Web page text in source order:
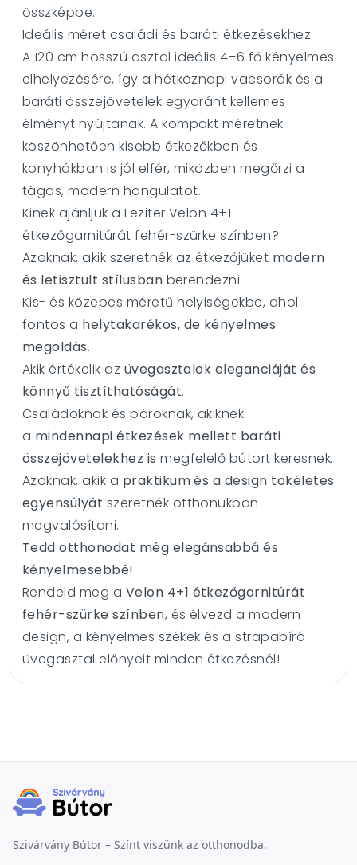
összképbe.
Ideális méret családi és baráti étkezésekhez
A 120 cm hosszú asztal ideális 4–6 fő kényelmes
elhelyezésére, így a hétköznapi vacsorák és a
baráti összejövetelek egyaránt kellemes
élményt nyújtanak. A kompakt méretnek
köszönhetően kisebb étkezőkben és
konyhákban is jól elfér, miközben megőrzi a
tágas, modern hangulatot.
Kinek ajánljuk a Leziter Velon 4+1
étkezőgarnitúrát fehér-szürke színben?
Azoknak, akik szeretnék az étkezőjüket modern
és letisztult stílusban berendezni.
Kis- és közepes méretű helyiségekbe, ahol
fontos a helytakarékos, de kényelmes
megoldás.
Akik értékelik az üvegasztalok eleganciáját és
könnyű tisztíthatóságát.
Családoknak és pároknak, akiknek
a mindennapi étkezések mellett baráti
összejövetelekhez is megfelelő bútort keresnek.
Azoknak, akik a praktikum és a design tökéletes
egyensúlyát szeretnék otthonukban
megvalósítani.
Tedd otthonodat még elegánsabbá és
kényelmesebbé!
Rendeld meg a Velon 4+1 étkezőgarnitúrát
fehér-szürke színben, és élvezd a modern
design, a kényelmes székek és a strapabíró
üvegasztal előnyeit minden étkezésnél!
Szivárvány Bútor – Színt viszünk az otthonodba.